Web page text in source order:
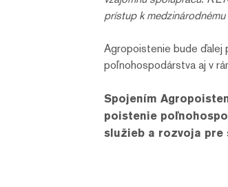
prístup k
Agropoistenie bude ďalej
poľnohospodárstva aj v
Spojením
poistenie
služieb a rozvoja pre